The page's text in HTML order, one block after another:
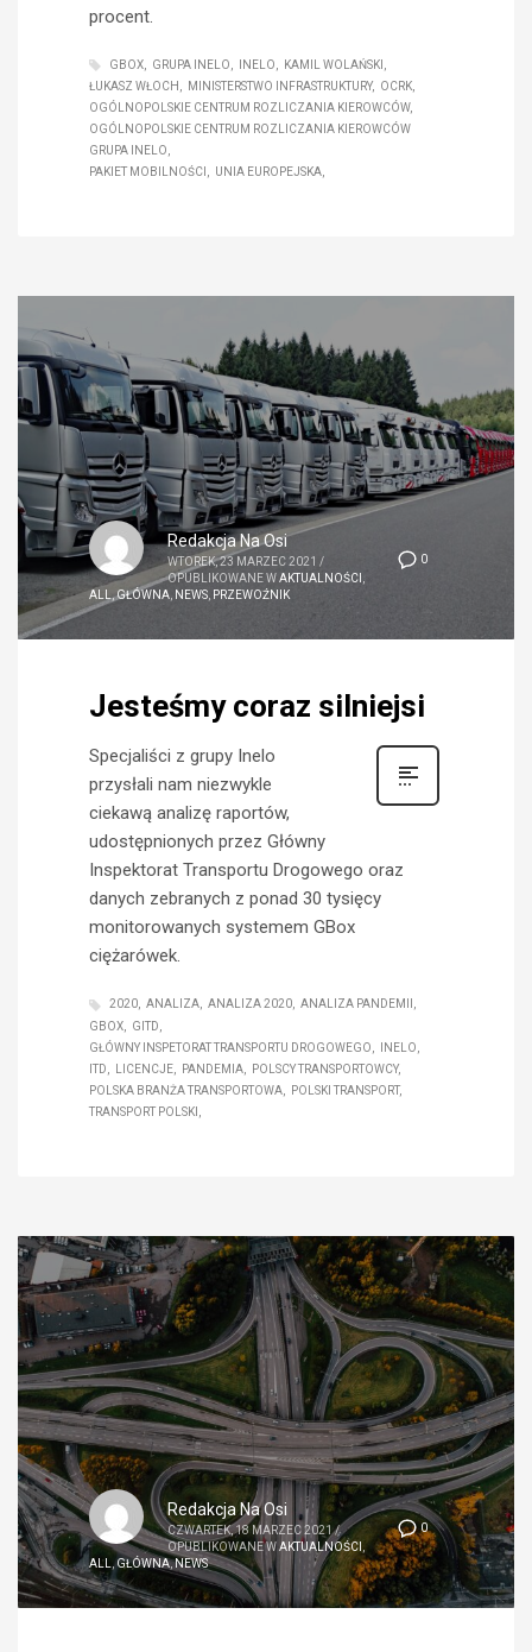
procent.
GBOX GRUPA INELO INELO
KAMIL WOLAŃSKI
ŁUKASZ WŁOCH
MINISTERSTWO INFRASTRUKTURY
OCRK
OGÓLNOPOLSKIE CENTRUM ROZLICZANIA KIEROWCÓW
OGÓLNOPOLSKIE CENTRUM ROZLICZANIA KIEROWCÓW
GRUPA INELO
PAKIET MOBILNOŚCI
UNIA EUROPEJSKA
0
Redakcja Na Osi
WTOREK, 23 MARZEC 2021 /
OPUBLIKOWANE WAKTUALNOŚCI ,
ALL,GŁÓWNA, NEWS, PRZEWOŹNIK
Jesteśmy coraz silniejsi
Specjaliści z grupy Inelo
przysłali nam niezwykle
ciekawą analizę raportów,
udostępnionych przez Główny
Inspektorat Transportu Drogowego oraz
danych zebranych z ponad 30 tysięcy
monitorowanych systemem GBox
ciężarówek.
2020 ANALIZA ANALIZA 2020
ANALIZA PANDEMII
GBOX
GITD
GŁÓWNY INSPETORAT TRANSPORTU DROGOWEGO
INELO
ITD
LICENCJE PANDEMIA
POLSCY TRANSPORTOWCY
POLSKA BRANŻA TRANSPORTOWA
POLSKI TRANSPORT
TRANSPORT POLSKI
0
Redakcja Na Osi
CZWARTEK, 18 MARZEC 2021/
OPUBLIKOWANE WAKTUALNOŚCI ,
ALL,GŁÓWNA,NEWS